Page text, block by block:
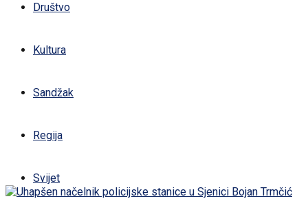
Društvo
Kultura
Sandžak
Regija
Svijet